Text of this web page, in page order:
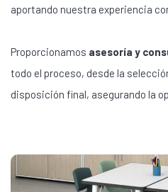
aportando nuestra experiencia
Proporcionamos asesoría y
todo el proceso, desde la
disposición final, asegurando la